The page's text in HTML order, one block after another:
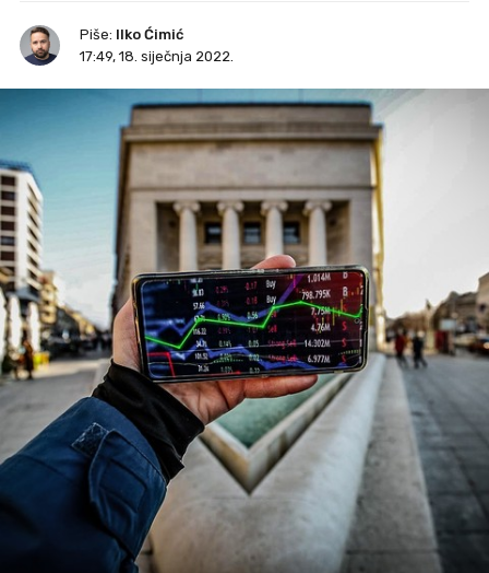
Piše: Ilko Ćimić
17:49, 18. siječnja 2022.